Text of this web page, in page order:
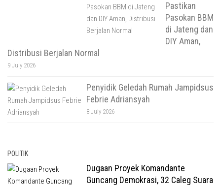
Pastikan
Pasokan BBM
di Jateng dan
DIY Aman,
Distribusi Berjalan Normal
9 July 2026
Penyidik Geledah Rumah Jampidsus
Febrie Adriansyah
8 July 2026
POLITIK
Dugaan Proyek Komandante
Guncang Demokrasi, 32 Caleg Suara